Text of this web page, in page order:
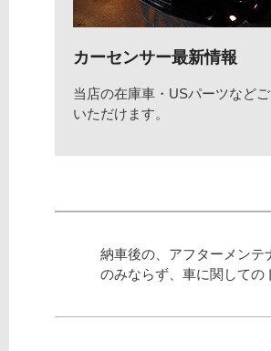
カーセンサー最新情報
当店の在庫車・USパーツなど
いただけます。
納車後の、アフターメンテ
のみならず、車に関しての